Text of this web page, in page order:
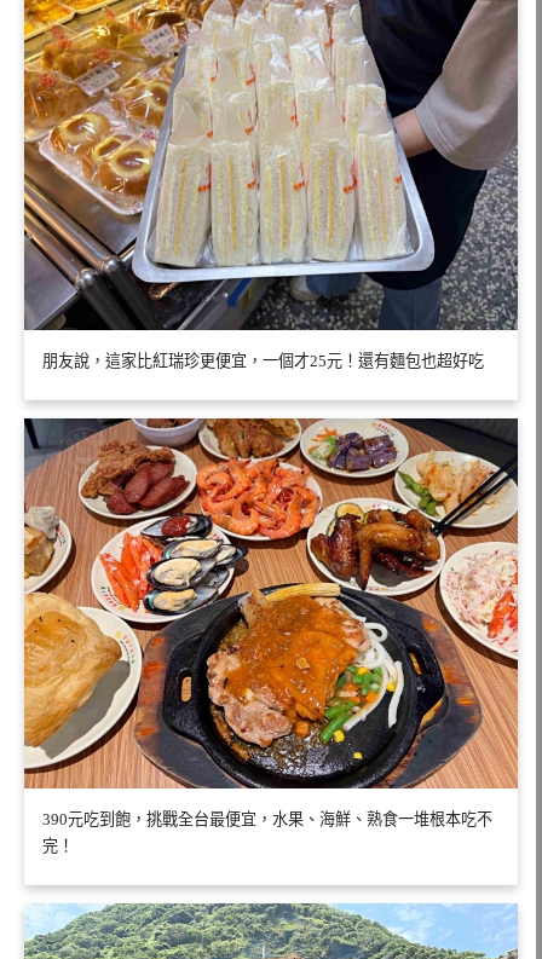
朋友說，這家比紅瑞珍更便宜，一個才25元！還有麵包也超好吃
390元吃到飽，挑戰全台最便宜，水果、海鮮、熟食一堆根本吃不
完！